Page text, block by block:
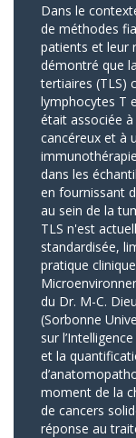
Dans le
de méthodes
patients et leur
démontré que
tertiaires (TLS)
lymphocytes T
était associée
cancéreux et à
dans les
en fournissant
au sein de la
TLS n'est
standardisée,
pratique
du Dr. M-C.
(Sorbonne
sur
et la
moment de la
de cancers
réponse au